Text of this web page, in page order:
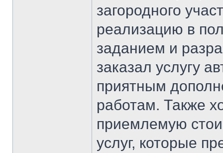
загородного
реализацию в
заданием и
заказал услугу
приятным
работам. Также
приемлемую
услуг, которые